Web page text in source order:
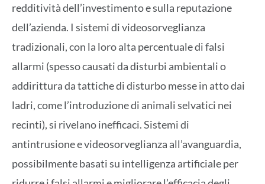
redditività dell’investimento e sulla reputazione
dell’azienda. I sistemi di videosorveglianza
tradizionali, con la loro alta percentuale di falsi
allarmi (spesso causati da disturbi ambientali o
addirittura da tattiche di disturbo messe in atto dai
ladri, come l’introduzione di animali selvatici nei
recinti), si rivelano inefficaci. Sistemi di
antintrusione e videosorveglianza all’avanguardia,
possibilmente basati su intelligenza artificiale per